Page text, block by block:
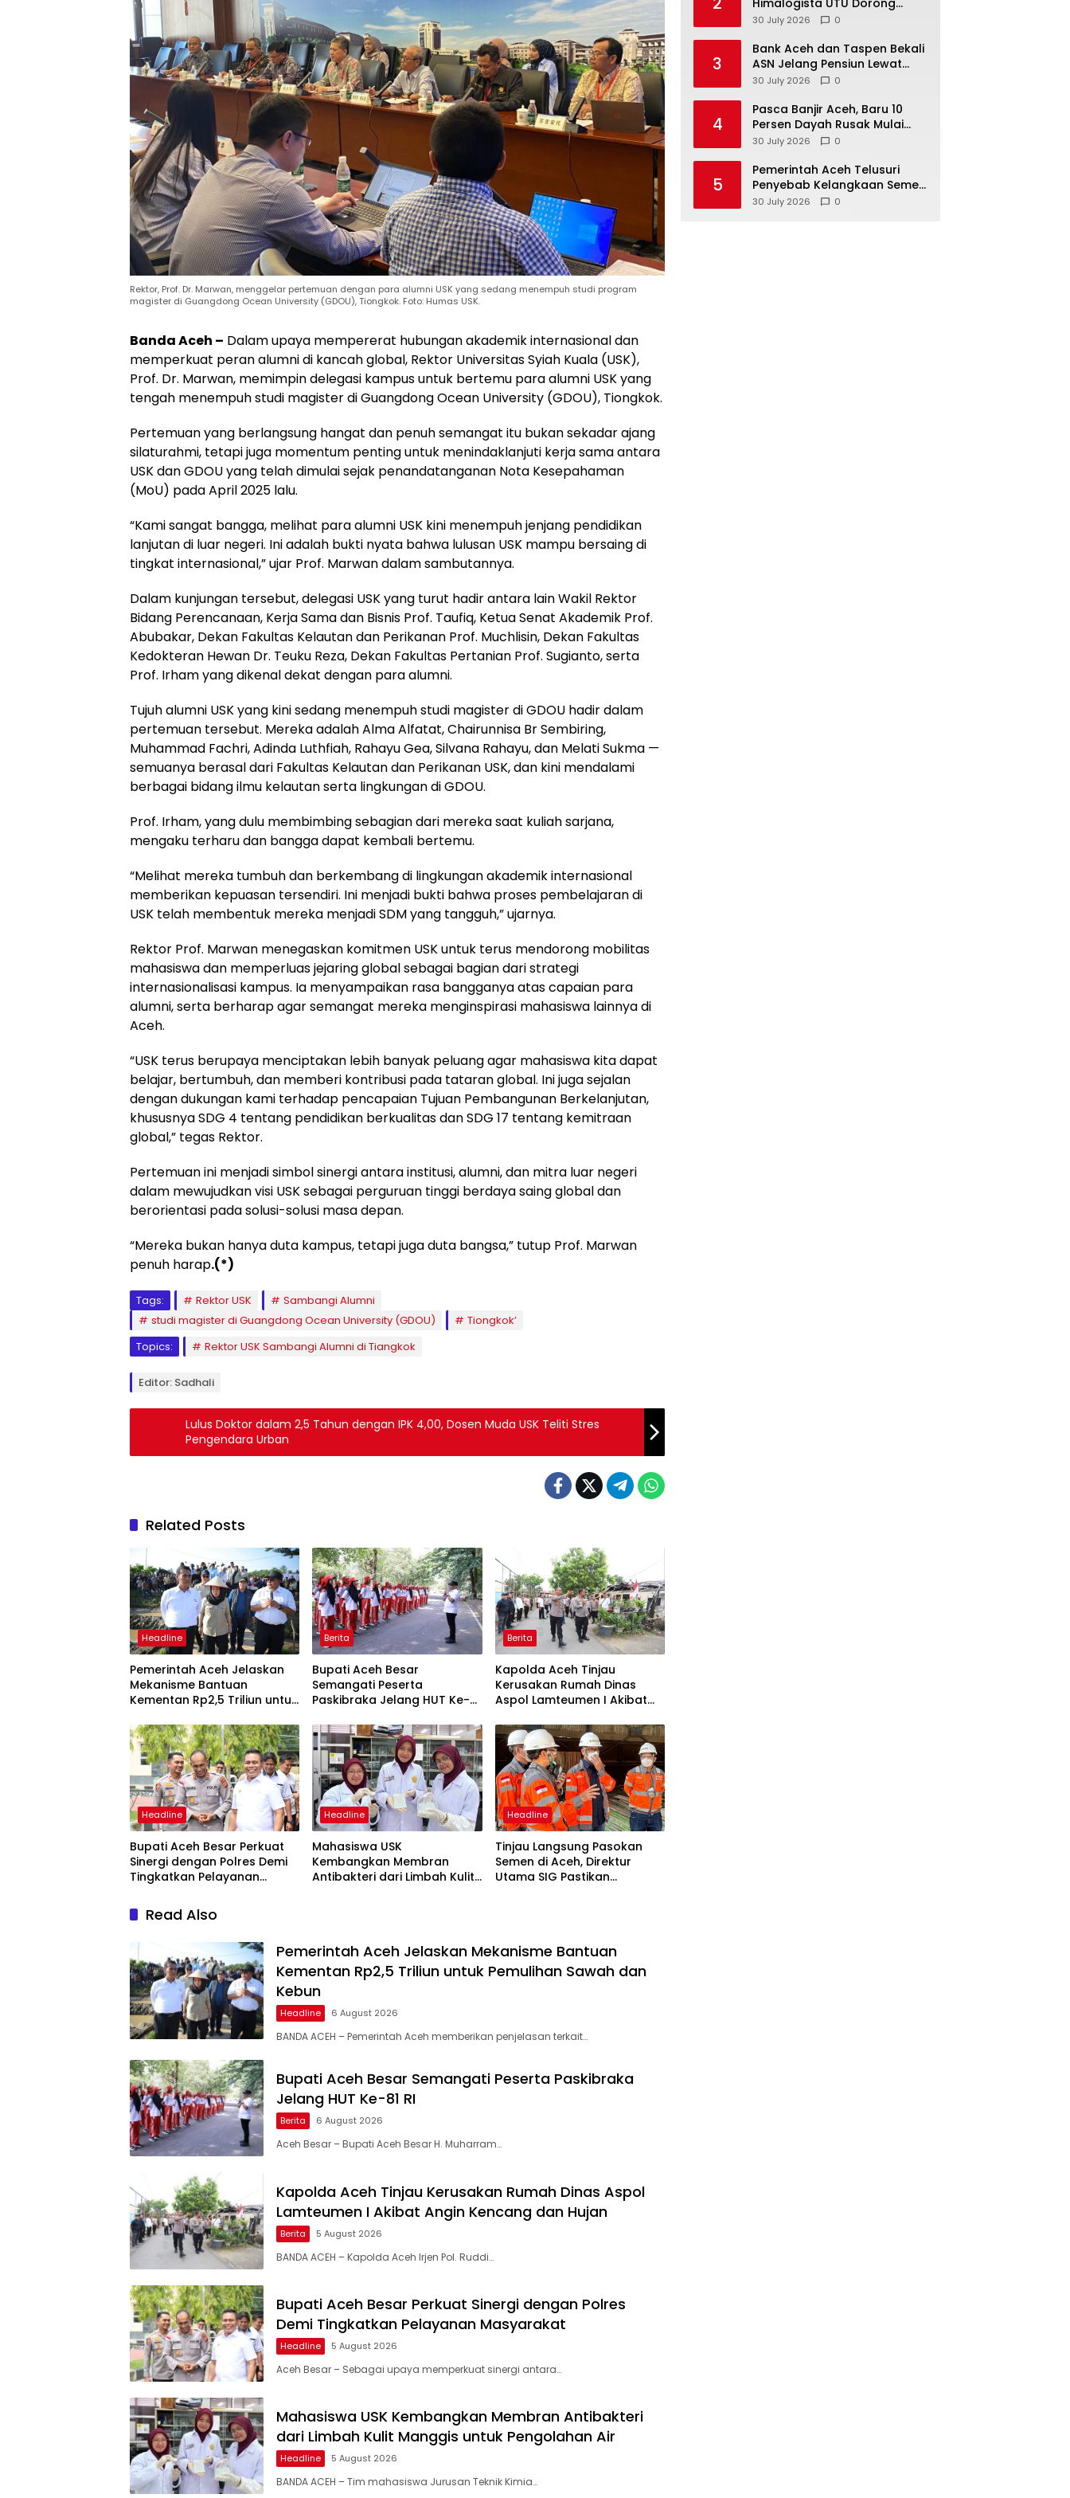
Rektor, Prof. Dr. Marwan, menggelar pertemuan dengan para alumni USK yang sedang menempuh studi program
magister di Guangdong Ocean University (GDOU), Tiongkok. Foto: Humas USK.
Banda Aceh – Dalam upaya mempererat hubungan akademik internasional dan
memperkuat peran alumni di kancah global, Rektor Universitas Syiah Kuala (USK),
Prof. Dr. Marwan, memimpin delegasi kampus untuk bertemu para alumni USK yang
tengah menempuh studi magister di Guangdong Ocean University (GDOU), Tiongkok.
Pertemuan yang berlangsung hangat dan penuh semangat itu bukan sekadar ajang
silaturahmi, tetapi juga momentum penting untuk menindaklanjuti kerja sama antara
USK dan GDOU yang telah dimulai sejak penandatanganan Nota Kesepahaman
(MoU) pada April 2025 lalu.
“Kami sangat bangga, melihat para alumni USK kini menempuh jenjang pendidikan
lanjutan di luar negeri. Ini adalah bukti nyata bahwa lulusan USK mampu bersaing di
tingkat internasional,” ujar Prof. Marwan dalam sambutannya.
Dalam kunjungan tersebut, delegasi USK yang turut hadir antara lain Wakil Rektor
Bidang Perencanaan, Kerja Sama dan Bisnis Prof. Taufiq, Ketua Senat Akademik Prof.
Abubakar, Dekan Fakultas Kelautan dan Perikanan Prof. Muchlisin, Dekan Fakultas
Kedokteran Hewan Dr. Teuku Reza, Dekan Fakultas Pertanian Prof. Sugianto, serta
Prof. Irham yang dikenal dekat dengan para alumni.
Tujuh alumni USK yang kini sedang menempuh studi magister di GDOU hadir dalam
pertemuan tersebut. Mereka adalah Alma Alfatat, Chairunnisa Br Sembiring,
Muhammad Fachri, Adinda Luthfiah, Rahayu Gea, Silvana Rahayu, dan Melati Sukma —
semuanya berasal dari Fakultas Kelautan dan Perikanan USK, dan kini mendalami
berbagai bidang ilmu kelautan serta lingkungan di GDOU.
Prof. Irham, yang dulu membimbing sebagian dari mereka saat kuliah sarjana,
mengaku terharu dan bangga dapat kembali bertemu.
“Melihat mereka tumbuh dan berkembang di lingkungan akademik internasional
memberikan kepuasan tersendiri. Ini menjadi bukti bahwa proses pembelajaran di
USK telah membentuk mereka menjadi SDM yang tangguh,” ujarnya.
Rektor Prof. Marwan menegaskan komitmen USK untuk terus mendorong mobilitas
mahasiswa dan memperluas jejaring global sebagai bagian dari strategi
internasionalisasi kampus. Ia menyampaikan rasa bangganya atas capaian para
alumni, serta berharap agar semangat mereka menginspirasi mahasiswa lainnya di
Aceh.
“USK terus berupaya menciptakan lebih banyak peluang agar mahasiswa kita dapat
belajar, bertumbuh, dan memberi kontribusi pada tataran global. Ini juga sejalan
dengan dukungan kami terhadap pencapaian Tujuan Pembangunan Berkelanjutan,
khususnya SDG 4 tentang pendidikan berkualitas dan SDG 17 tentang kemitraan
global,” tegas Rektor.
Pertemuan ini menjadi simbol sinergi antara institusi, alumni, dan mitra luar negeri
dalam mewujudkan visi USK sebagai perguruan tinggi berdaya saing global dan
berorientasi pada solusi-solusi masa depan.
“Mereka bukan hanya duta kampus, tetapi juga duta bangsa,” tutup Prof. Marwan
penuh harap.(*)
Tags: Rektor USK
Sambangi Alumni
studi magister di Guangdong Ocean University (GDOU)
Tiongkok’
Topics:
Rektor USK Sambangi Alumni di Tiangkok
Editor: Sadhali
Lulus Doktor dalam 2,5 Tahun dengan IPK 4,00, Dosen Muda USK Teliti Stres
Pengendara Urban
Related Posts
Headline
Pemerintah Aceh Jelaskan
Mekanisme Bantuan
Kementan Rp2,5 Triliun untuk
Berita
Bupati Aceh Besar
Semangati Peserta
Paskibraka Jelang HUT Ke-81
Berita
Kapolda Aceh Tinjau
Kerusakan Rumah Dinas
Aspol Lamteumen I Akibat
Headline
Bupati Aceh Besar Perkuat
Sinergi dengan Polres Demi
Tingkatkan Pelayanan
Headline
Mahasiswa USK
Kembangkan Membran
Antibakteri dari Limbah Kulit
Headline
Tinjau Langsung Pasokan
Semen di Aceh, Direktur
Utama SIG Pastikan
Read Also
Pemerintah Aceh Jelaskan Mekanisme Bantuan
Kementan Rp2,5 Triliun untuk Pemulihan Sawah dan
Kebun
Headline 6 August 2026
BANDA ACEH – Pemerintah Aceh memberikan penjelasan terkait…
Bupati Aceh Besar Semangati Peserta Paskibraka
Jelang HUT Ke-81 RI
Berita 6 August 2026
Aceh Besar – Bupati Aceh Besar H. Muharram…
Kapolda Aceh Tinjau Kerusakan Rumah Dinas Aspol
Lamteumen I Akibat Angin Kencang dan Hujan
Berita 5 August 2026
BANDA ACEH – Kapolda Aceh Irjen Pol. Ruddi…
Bupati Aceh Besar Perkuat Sinergi dengan Polres
Demi Tingkatkan Pelayanan Masyarakat
Headline 5 August 2026
Aceh Besar – Sebagai upaya memperkuat sinergi antara…
Mahasiswa USK Kembangkan Membran Antibakteri
dari Limbah Kulit Manggis untuk Pengolahan Air
Headline 5 August 2026
BANDA ACEH – Tim mahasiswa Jurusan Teknik Kimia…
Kuala Trang Jadi Pionir Desa
Aceh
30 July 2026 0
3
Bank Aceh dan Taspen Bekali
ASN Jelang Pensiun Lewat
Sosialisasi Hak, Kewajiban,
30 July 2026 0
4
Pasca Banjir Aceh, Baru 10
Persen Dayah Rusak Mulai
Diperbaiki
30 July 2026 0
5
Pemerintah Aceh Telusuri
Penyebab Kelangkaan Semen
dan BBM, Libatkan Polda Aceh
30 July 2026 0